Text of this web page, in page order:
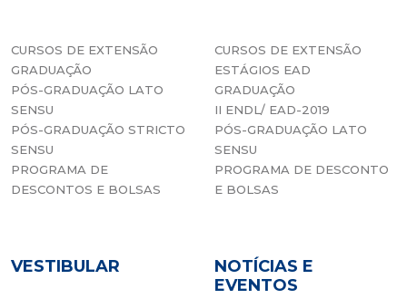
CURSOS DE EXTENSÃO
GRADUAÇÃO
PÓS-GRADUAÇÃO LATO
SENSU
PÓS-GRADUAÇÃO STRICTO
SENSU
PROGRAMA DE
DESCONTOS E BOLSAS
CURSOS DE EXTENSÃO
ESTÁGIOS EAD
GRADUAÇÃO
II ENDL/ EAD-2019
PÓS-GRADUAÇÃO LATO
SENSU
PROGRAMA DE DESCONTO
E BOLSAS
VESTIBULAR
NOTÍCIAS E
EVENTOS